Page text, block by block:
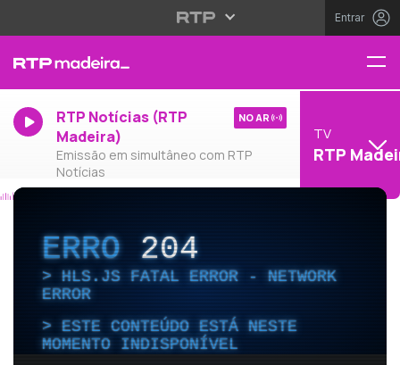
Entrar
RTP Notícias (RTP
Madeira)
Emissão em simultâneo com RTP
Notícias
NO AR
TV
RTP
ERRO204
HLS.JS FATAL ERROR - NETWORK
ERROR
ESTE CONTEÚDO ESTÁ NESTE
MOMENTO INDISPONÍVEL